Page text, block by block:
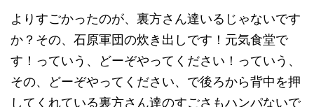
よりすごかったのが、裏方さん達いるじゃないです
か？その、石原軍団の炊き出しです！元気食堂で
す！っていう、どーぞやってください！っていう、
その、どーぞやってください、で後ろから背中を押
してくれている裏方さん達のすごさもハンパないで